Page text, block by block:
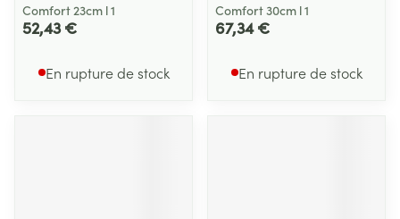
Comfort 23cm l 1
52,43 €
En rupture de stock
Comfort 30cm l 1
67,34 €
En rupture de stock